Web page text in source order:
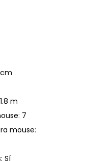
m
7
mouse:
Sí